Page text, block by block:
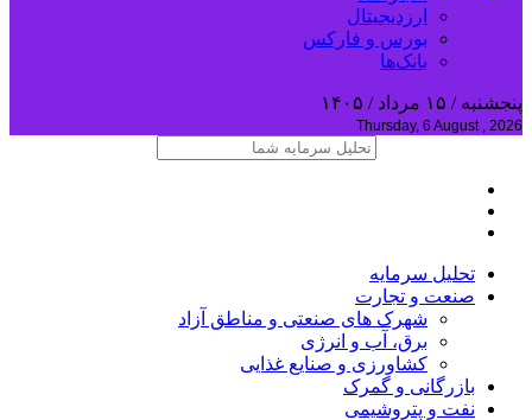
ارزدیجیتال
بورس و فارکس
بانک‌ها
پنجشنبه / ۱۵ مرداد / ۱۴۰۵
Thursday, 6 August , 2026
تحلیل‌ سرمایه
صنعت و تجارت
شهرک های صنعتی و مناطق آزاد
برق، آب و انرژی
کشاورزی و صنایع غذایی
بازرگانی و گمرک
نفت و پتروشیمی